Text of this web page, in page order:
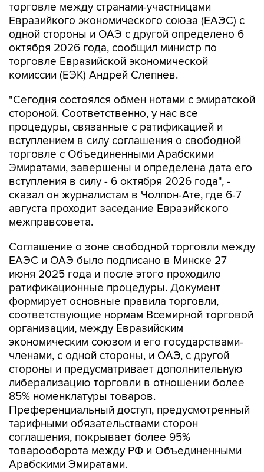
торговле между странами-участницами
Евразийкого экономического союза (ЕАЭС) с
одной стороны и ОАЭ с другой определено 6
октября 2026 года, сообщил министр по
торговле Евразийской экономической
комиссии (ЕЭК) Андрей Слепнев.
"Сегодня состоялся обмен нотами с эмиратской
стороной. Соответственно, у нас все
процедуры, связанные с ратификацией и
вступлением в силу соглашения о свободной
торговле с Объединенными Арабскими
Эмиратами, завершены и определена дата его
вступления в силу - 6 октября 2026 года", -
сказал он журналистам в Чолпон-Ате, где 6-7
августа проходит заседание Евразийского
межправсовета.
Соглашение о зоне свободной торговли между
ЕАЭС и ОАЭ было подписано в Минске 27
июня 2025 года и после этого проходило
ратификационные процедуры. Документ
формирует основные правила торговли,
соответствующие нормам Всемирной торговой
организации, между Евразийским
экономическим союзом и его государствами-
членами, с одной стороны, и ОАЭ, с другой
стороны и предусматривает дополнительную
либерализацию торговли в отношении более
85% номенклатуры товаров.
Преференциальный доступ, предусмотренный
тарифными обязательствами сторон
соглашения, покрывает более 95%
товарооборота между РФ и Объединенными
Арабскими Эмиратами.